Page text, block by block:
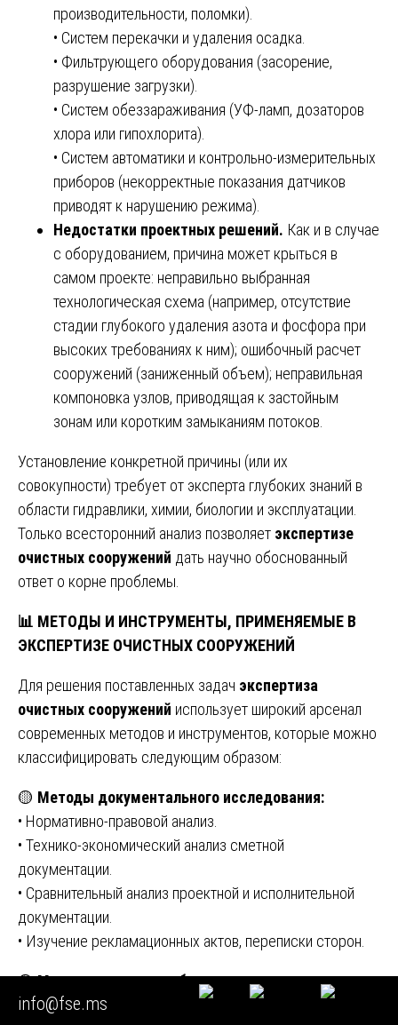
производительности, поломки).
• Систем перекачки и удаления осадка.
• Фильтрующего оборудования (засорение,
разрушение загрузки).
• Систем обеззараживания (УФ-ламп, дозаторов
хлора или гипохлорита).
• Систем автоматики и контрольно-измерительных
приборов (некорректные показания датчиков
приводят к нарушению режима).
Недостатки проектных решений. Как и в случае
с оборудованием, причина может крыться в
самом проекте: неправильно выбранная
технологическая схема (например, отсутствие
стадии глубокого удаления азота и фосфора при
высоких требованиях к ним); ошибочный расчет
сооружений (заниженный объем); неправильная
компоновка узлов, приводящая к застойным
зонам или коротким замыканиям потоков.
Установление конкретной причины (или их
совокупности) требует от эксперта глубоких знаний в
области гидравлики, химии, биологии и эксплуатации.
Только всесторонний анализ позволяет экспертизе
очистных сооружений дать научно обоснованный
ответ о корне проблемы.
📊 МЕТОДЫ И ИНСТРУМЕНТЫ, ПРИМЕНЯЕМЫЕ В
ЭКСПЕРТИЗЕ ОЧИСТНЫХ СООРУЖЕНИЙ
Для решения поставленных задач экспертиза
очистных сооружений использует широкий арсенал
современных методов и инструментов, которые можно
классифицировать следующим образом:
🟡 Методы документального исследования:
• Нормативно-правовой анализ.
• Технико-экономический анализ сметной
документации.
• Сравнительный анализ проектной и исполнительной
документации.
• Изучение рекламационных актов, переписки сторон.
🟡Методы натурного обследования:
•Визуально-оптический метод:
осмотр, фото- и
info@fse.ms